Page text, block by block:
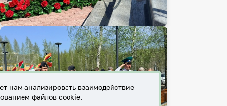
нам анализировать взаимодействие
файлов cookie.